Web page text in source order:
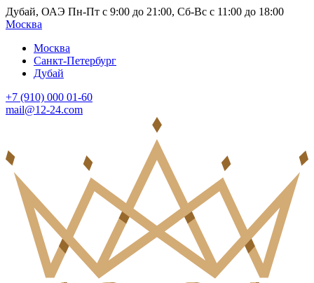
Дубай, ОАЭ Пн-Пт с 9:00 до 21:00, Сб-Вс с 11:00 до 18:00
Москва
Москва
Санкт-Петербург
Дубай
+7 (910) 000 01-60
mail@12-24.com